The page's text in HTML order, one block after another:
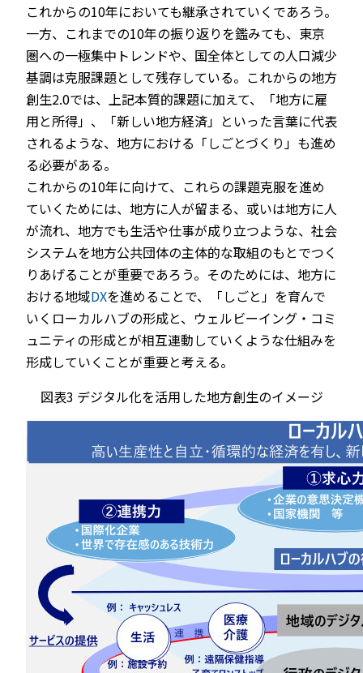
これからの10年においても継承されていくであろう。
一方、これまでの10年の振り返りを鑑みても、東京
圏への一極集中トレンドや、国全体としての人口減少
基調は克服課題として残存している。これからの地方
創生2.0では、上記本質的課題に加えて、「地方に雇
用と所得」、「新しい地方経済」といった言葉に代表
されるような、地方における「しごとづくり」も進め
る必要がある。
これからの10年に向けて、これらの課題克服を進め
ていくためには、地方に人が留まる、或いは地方に人
が流れ、地方でも生活や仕事が成り立つような、社会
システムを地方公共団体の主体的な取組のもとでつく
りあげることが重要であろう。そのためには、地方に
おける地域DXを進めることで、「しごと」を育んで
いくローカルハブの形成と、ウェルビーイング・コミ
ュニティの形成とが相互連動していくような仕組みを
形成していくことが重要と考える。
図表3 デジタル化を活用した地方創生のイメージ